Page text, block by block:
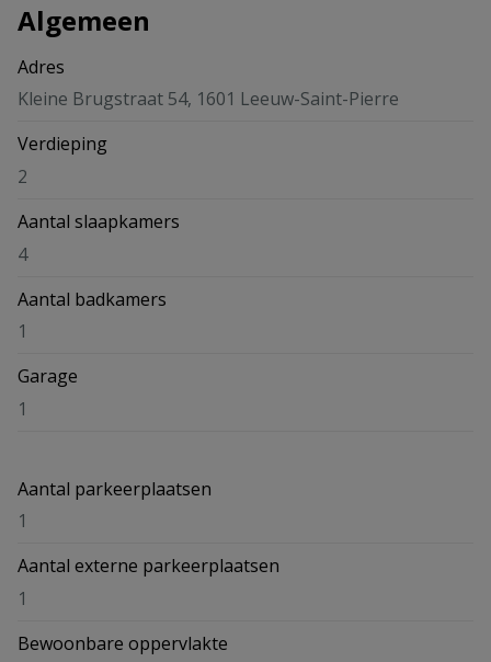
Algemeen
Adres
Kleine Brugstraat 54, 1601 Leeuw-Saint-Pierre
Verdieping
2
Aantal slaapkamers
4
Aantal badkamers
1
Garage
1
Aantal parkeerplaatsen
1
Aantal externe parkeerplaatsen
1
Bewoonbare oppervlakte